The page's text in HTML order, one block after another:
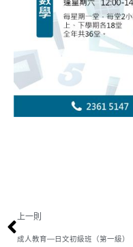
上一則
成人教育—日文初級班（第一級）